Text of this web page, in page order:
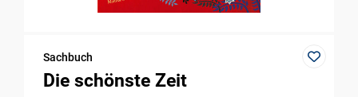
Sachbuch
Die schönste Zeit